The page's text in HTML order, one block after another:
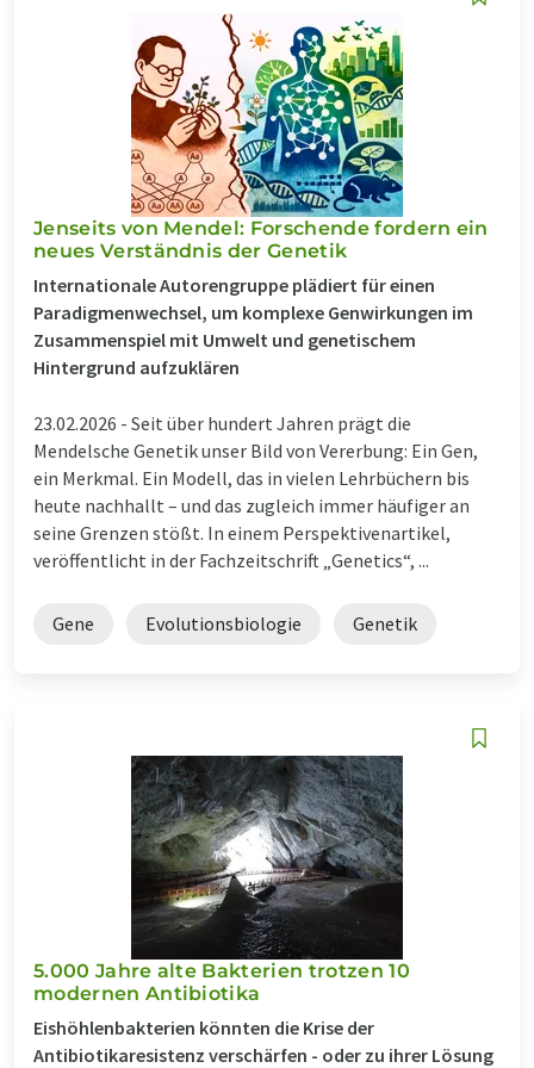
Jenseits von Mendel: Forschende fordern ein
neues Verständnis der Genetik
Internationale Autorengruppe plädiert für einen
Paradigmenwechsel, um komplexe Genwirkungen im
Zusammenspiel mit Umwelt und genetischem
Hintergrund aufzuklären
23.02.2026 - Seit über hundert Jahren prägt die
Mendelsche Genetik unser Bild von Vererbung: Ein Gen,
ein Merkmal. Ein Modell, das in vielen Lehrbüchern bis
heute nachhallt – und das zugleich immer häufiger an
seine Grenzen stößt. In einem Perspektivenartikel,
veröffentlicht in der Fachzeitschrift „Genetics“, ...
Gene Evolutionsbiologie Genetik
5.000 Jahre alte Bakterien trotzen 10
modernen Antibiotika
Eishöhlenbakterien könnten die Krise der
Antibiotikaresistenz verschärfen - oder zu ihrer Lösung